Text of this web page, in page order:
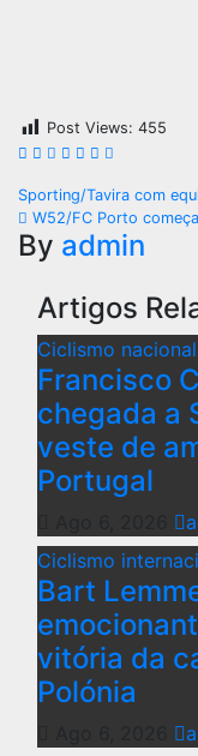
Post Views: 455
de
artigos
Sporting/Tavira com
W52/FC Porto
By admin
Artigos
Ciclismo nacional
Francisco
chegada a
veste de
Portugal
Ciclismo
Bart
vitória da
Polónia